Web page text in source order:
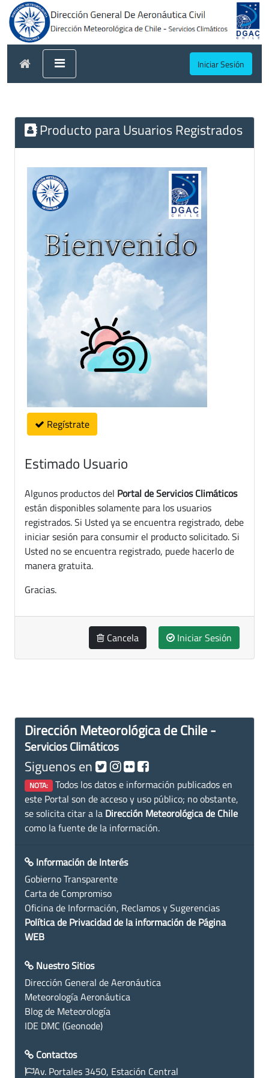
Iniciar Sesión
Producto para Usuarios Registrados
Regístrate
Estimado Usuario
Algunos productos del Portal de Servicios Climáticos
están disponibles solamente para los usuarios
registrados. Si Usted ya se encuentra registrado, debe
iniciar sesión para consumir el producto solicitado. Si
Usted no se encuentra registrado, puede hacerlo de
manera gratuita.
Gracias.
Cancela Iniciar Sesión
Dirección Meteorológica de Chile -
Servicios Climáticos
Siguenos en
NOTA: Todos los datos e información publicados en
este Portal son de acceso y uso público; no obstante,
se solicita citar a la Dirección Meteorológica de Chile
como la fuente de la información.
Información de Interés
Gobierno Transparente
Carta de Compromiso
Oficina de Información, Reclamos y Sugerencias
Política de Privacidad de la información de Página
WEB
Nuestro Sitios
Dirección General de Aeronáutica
Meteorología Aeronáutica
Blog de Meteorología
IDE DMC (Geonode)
Contactos
Av. Portales 3450, Estación Central